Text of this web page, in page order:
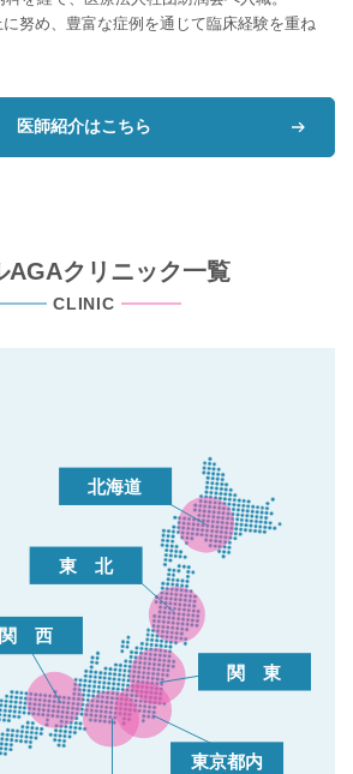
努め、豊富な症例を通じて臨床経験を重ね
医師紹介はこちら
AGAクリニック一覧
CLINIC